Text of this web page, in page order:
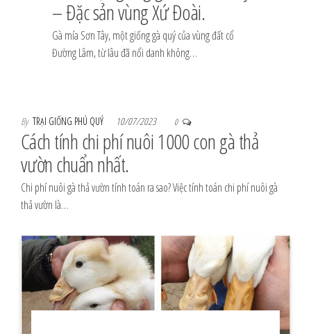
– Đặc sản vùng Xứ Đoài.
Gà mía Sơn Tây, một giống gà quý của vùng đất cổ
Đường Lâm, từ lâu đã nổi danh không…
By TRẠI GIỐNG PHÚ QUÝ 10/07/2023 0
Cách tính chi phí nuôi 1000 con gà thả
vườn chuẩn nhất.
Chi phí nuôi gà thả vườn tính toán ra sao? Việc tính toán chi phí nuôi gà
thả vườn là…